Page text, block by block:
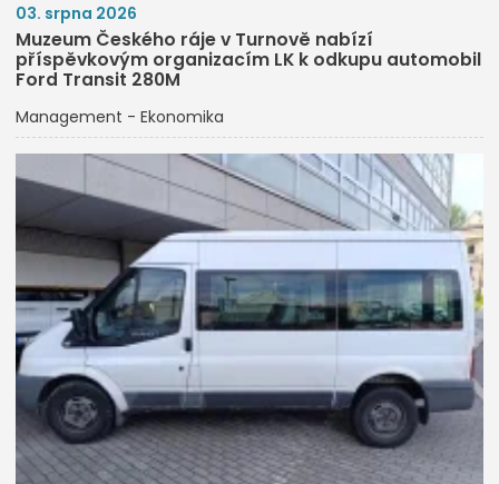
03. srpna 2026
Muzeum Českého ráje v Turnově nabízí
příspěvkovým organizacím LK k odkupu automobil
Ford Transit 280M
Management - Ekonomika